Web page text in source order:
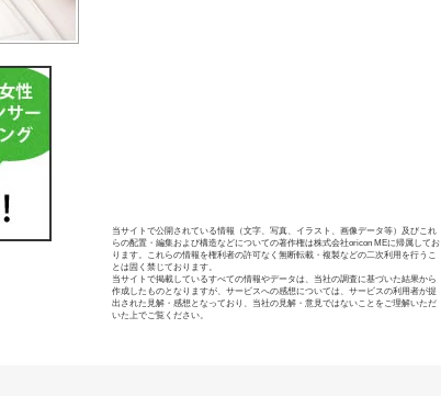
当サイトで公開されている情報（文字、写真、イラスト、画像データ等）及びこれ
らの配置・編集および構造などについての著作権は株式会社oricon MEに帰属してお
ります。これらの情報を権利者の許可なく無断転載・複製などの二次利用を行うこ
とは固く禁じております。
当サイトで掲載しているすべての情報やデータは、当社の調査に基づいた結果から
作成したものとなりますが、サービスへの感想については、サービスの利用者が提
出された見解・感想となっており、当社の見解・意見ではないことをご理解いただ
いた上でご覧ください。